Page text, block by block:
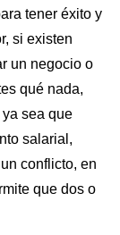
tener éxito y
si existen
un negocio o
qué nada,
sea que
salarial,
conflicto, en
que dos o